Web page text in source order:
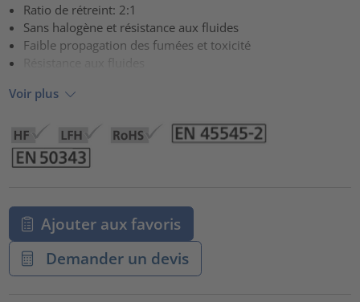
powered by Usercentrics Consent Management Platform
Ratio de rétreint: 2:1
Sans halogène et résistance aux fluides
Faible propagation des fumées et toxicité
Résistance aux fluides
Voir plus
Ajouter aux favoris
Demander un devis